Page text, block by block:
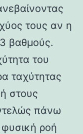
τους αν η
βαθμούς.
του
ταχύτητας
στους
πάνω
ροή